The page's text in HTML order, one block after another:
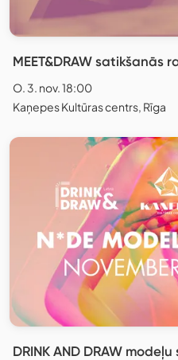
MEET&DRAW satikšanās
O. 3. nov. 18:00
Kaņepes Kultūras centrs, Rīga
DRINK AND DRAW